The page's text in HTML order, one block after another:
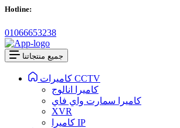
Hotline:
01066653238
جميع منتجاتنا
كاميرات CCTV
كاميرا انالوج
كاميرا سمارت واي فاي
XVR
كاميرا IP